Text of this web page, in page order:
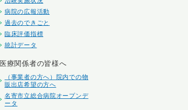
病院の広報活動
過去のできごと
臨床評価指標
統計データ
医療関係者の皆様へ
（事業者の方へ）院内での物
販出店希望の方へ
名寄市立総合病院オープンデ
ータ